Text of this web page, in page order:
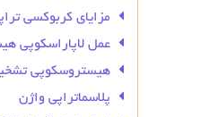
مزایای کربوکسی
عمل لاپاراسکوپی
هیستروسکوپی
پلاسماتراپی واژن